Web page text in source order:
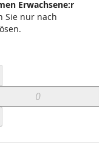
Erwachsene:r
Sie nur nach